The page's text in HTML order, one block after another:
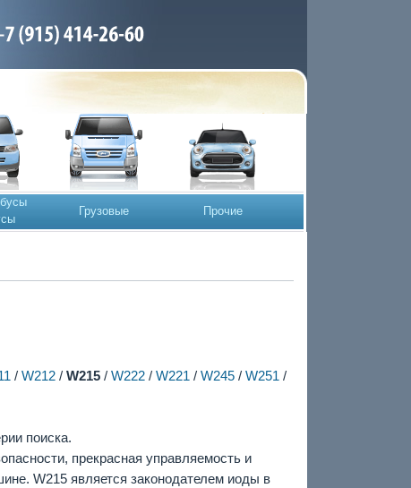
Грузовые Прочие
/ W212/ W215/ W222/ W221 / W245/ W251 /
поиска.
прекрасная управляемость и
W215 является законодателем иоды в